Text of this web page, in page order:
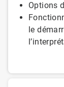
Options
le